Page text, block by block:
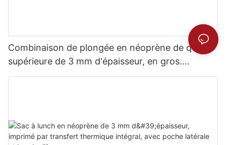
Combinaison de plongée en néoprène de qualité
supérieure de 3 mm d'épaisseur, en gros.
Confort inégalé.